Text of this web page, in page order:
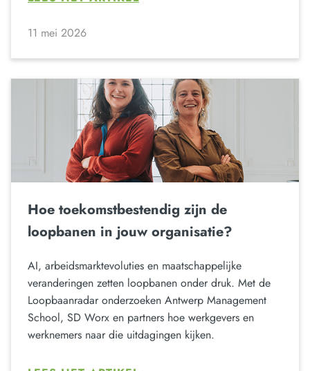
11 mei 2026
Hoe toekomstbestendig zijn de
loopbanen in jouw organisatie?
AI, arbeidsmarktevoluties en maatschappelijke
veranderingen zetten loopbanen onder druk. Met de
Loopbaanradar onderzoeken Antwerp Management
School, SD Worx en partners hoe werkgevers en
werknemers naar die uitdagingen kijken.